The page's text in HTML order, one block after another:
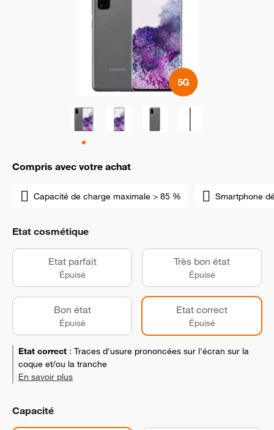
Compris avec votre achat
Capacité de charge maximale > 85 % Smartphone
Etat cosmétique
Etat parfait
Épuisé
Très bon état
Épuisé
Bon état
Épuisé
Etat correct
Épuisé
Etat correct : Traces d'usure prononcées sur l'écran sur la
coque et/ou la tranche
En savoir plus
Capacité